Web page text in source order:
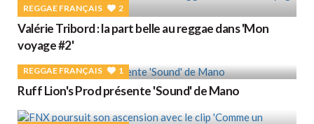
REGGAE FRANÇAIS 2
Valérie Tribord : la part belle au reggae dans 'Mon
voyage #2'
REGGAE FRANÇAIS 1
Ruff Lion's Prod présente 'Sound' de Mano